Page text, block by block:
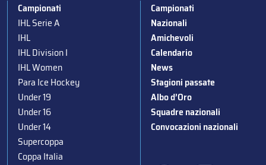
Campionati
IHL Serie A
IHL
IHL Division I
IHL Women
Para Ice Hockey
Under 19
Under 16
Under 14
Supercoppa
Coppa Italia
Campionati
Nazionali
Amichevoli
Calendario
News
Stagioni passate
Albo d’Oro
Squadre nazionali
Convocazioni nazionali